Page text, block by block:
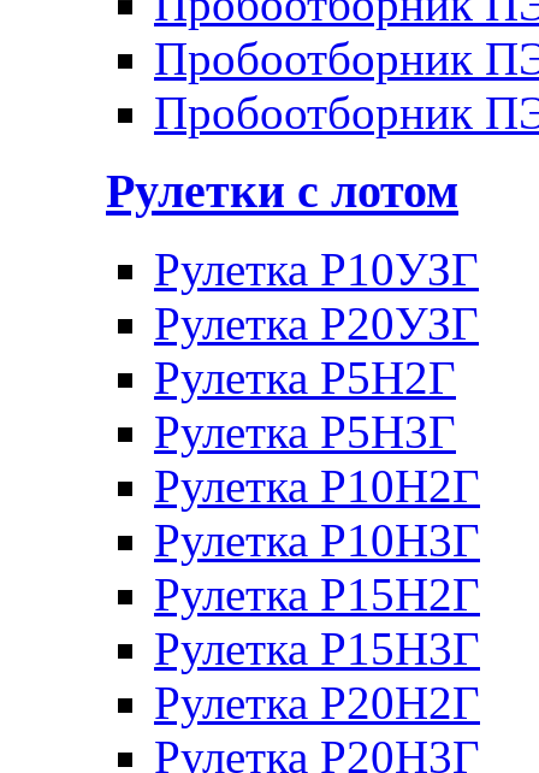
Пробоотборник
Пробоотборник
Рулетки с лотом
Рулетка Р10УЗГ
Рулетка Р20УЗГ
Рулетка Р5Н2Г
Рулетка Р5Н3Г
Рулетка Р10Н2Г
Рулетка Р10Н3Г
Рулетка Р15Н2Г
Рулетка Р15Н3Г
Рулетка Р20Н2Г
Рулетка Р20Н3Г